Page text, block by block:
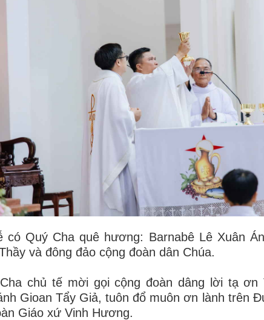
có Quý Cha quê hương: Barnabê Lê Xuân
và đông đảo cộng đoàn dân Chúa.
chủ tế mời gọi cộng đoàn dâng lời tạ ơn
Gioan Tẩy Giả, tuôn đổ muôn ơn lành trên
Giáo xứ Vinh Hương.